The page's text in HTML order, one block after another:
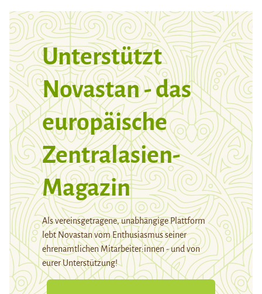
Unterstützt
Novastan - das
europäische
Zentralasien-
Magazin
Als vereinsgetragene, unabhängige Plattform
lebt Novastan vom Enthusiasmus seiner
ehrenamtlichen Mitarbeiter:innen - und von
eurer Unterstützung!